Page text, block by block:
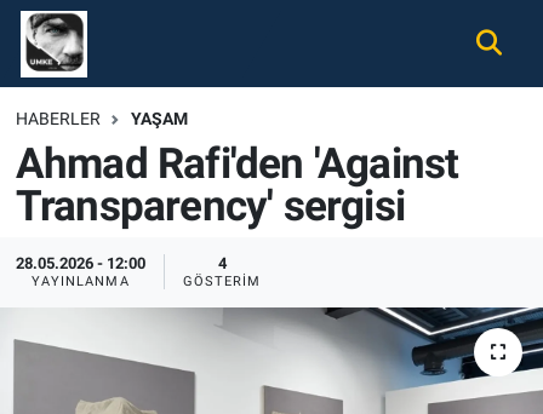
HABERLER YAŞAM
Ahmad Rafi'den 'Against
Transparency' sergisi
28.05.2026 - 12:00
YAYINLANMA
4
GÖSTERIM
Gündem
Ekonomi
Spor
Magazin
İletişim
Nöbetçi Eczaneler
Hava Durumu
Namaz Vakitleri
Trafik Durumu
Süper Lig Puan Durumu ve Fikstür
Tüm Manşetler